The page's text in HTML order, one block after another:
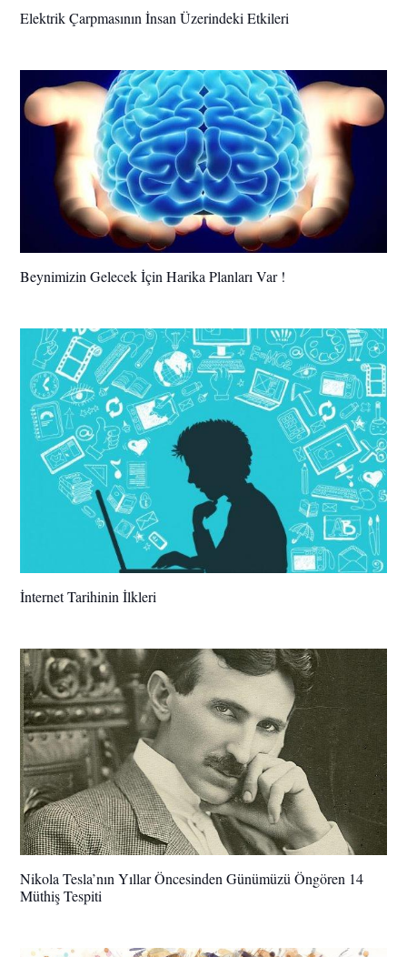
Elektrik Çarpmasının İnsan Üzerindeki Etkileri
Beynimizin Gelecek İçin Harika Planları Var !
İnternet Tarihinin İlkleri
Nikola Tesla’nın Yıllar Öncesinden Günümüzü Öngören 14
Müthiş Tespiti